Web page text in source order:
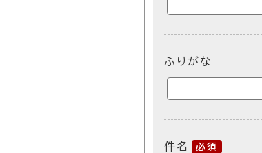
ふりがな
件名 必須